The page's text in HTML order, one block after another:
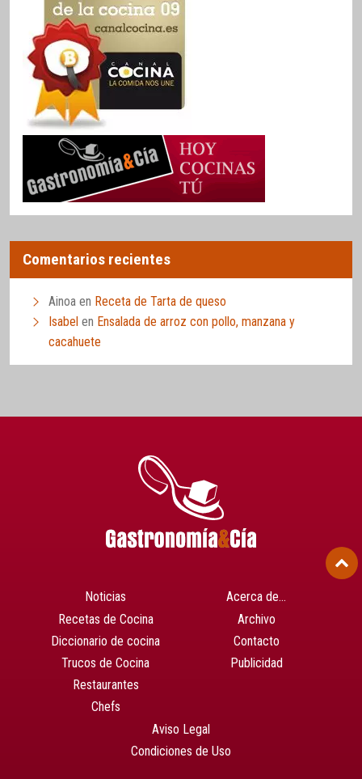
Comentarios recientes
Ainoa en Receta de Tarta de queso
Isabel en Ensalada de arroz con pollo, manzana y
cacahuete
Noticias
Recetas de Cocina
Diccionario de cocina
Trucos de Cocina
Restaurantes
Chefs
Acerca de…
Archivo
Contacto
Publicidad
Aviso Legal
Condiciones de Uso